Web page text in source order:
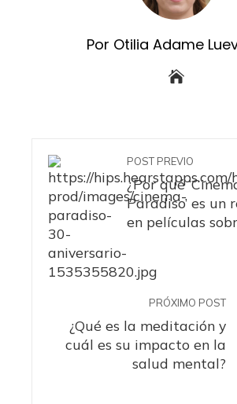
Por Otilia Adame
POST PREVIO
¿Por qué
Paradiso’ es un
en películas
PRÓXIMO POST
¿Qué es la meditación y
cuál es su impacto en la
salud mental?